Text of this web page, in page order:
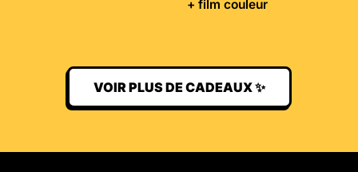
+ film couleur
VOIR PLUS DE CADEAUX ✨